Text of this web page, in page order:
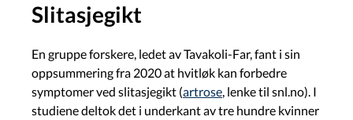
Slitasjegikt
En gruppe forskere, ledet av Tavakoli-Far, fant i sin
oppsummering fra 2020 at hvitløk kan forbedre
symptomer ved slitasjegikt (artrose , lenke til snl.no). I
studiene deltok det i underkant av tre hundre kvinner